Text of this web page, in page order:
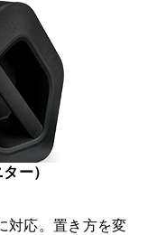
ー）
対応。置き方を変